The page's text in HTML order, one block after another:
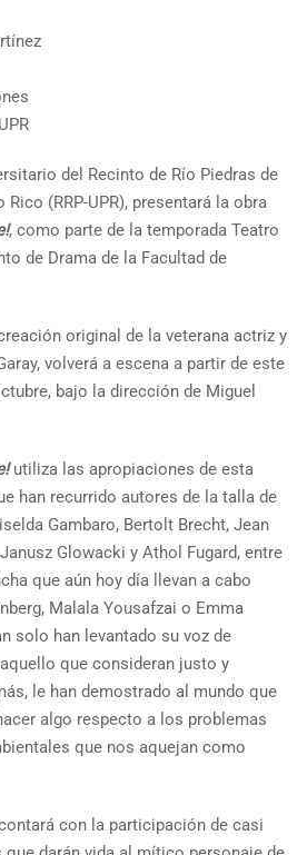
del Recinto de Río Piedras de
Rico (RRP-UPR), presentará la obra
, como parte de la temporada Teatro
de Drama de la Facultad de
original de la veterana actriz y
volverá a escena a partir de este
bajo la dirección de Miguel
utiliza las apropiaciones de esta
han recurrido autores de la talla de
Gambaro, Bertolt Brecht, Jean
Glowacki y Athol Fugard, entre
que aún hoy día llevan a cabo
Malala Yousafzai o Emma
solo han levantado su voz de
que consideran justo y
le han demostrado al mundo que
algo respecto a los problemas
que nos aquejan como
con la participación de casi